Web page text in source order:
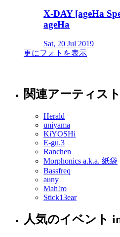
X-DAY [ageHa
ageHa
Sat, 20 Jul 2019
更にフォトを表示
関連アーティスト
Herald
uniyama
KiYOSHi
E-gu.3
Ranchen
Morphonics a.k.a. 紙袋
Bassfreq
auny
Mah!ro
Stick13ear
人気のイベント